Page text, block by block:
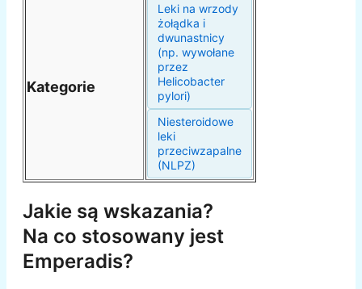
Kategorie
Leki na wrzody
żołądka i
dwunastnicy
(np. wywołane
przez
Helicobacter
pylori)
Niesteroidowe
leki
przeciwzapalne
(NLPZ)
Jakie są wskazania?
Na co stosowany jest
Emperadis?